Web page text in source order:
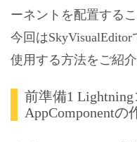
ーネントを配置する
今回は
使用する方法をご紹介
前準備1
AppComponentの